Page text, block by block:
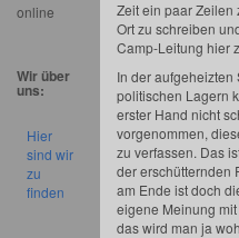
Zeit ein paar Zeilen
Ort zu schreiben
Camp-Leitung hier
In der
politischen Lagern
erster Hand nicht
vorgenommen,
zu verfassen. Das
der erschütternden
am Ende ist doch
eigene Meinung
das wird man ja
online
Wir über
uns:
Hier
sind wir
zu
finden